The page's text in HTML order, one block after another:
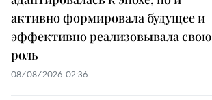
активно формировала будущее и
эффективно реализовывала свою
роль
08/08/2026 02:36